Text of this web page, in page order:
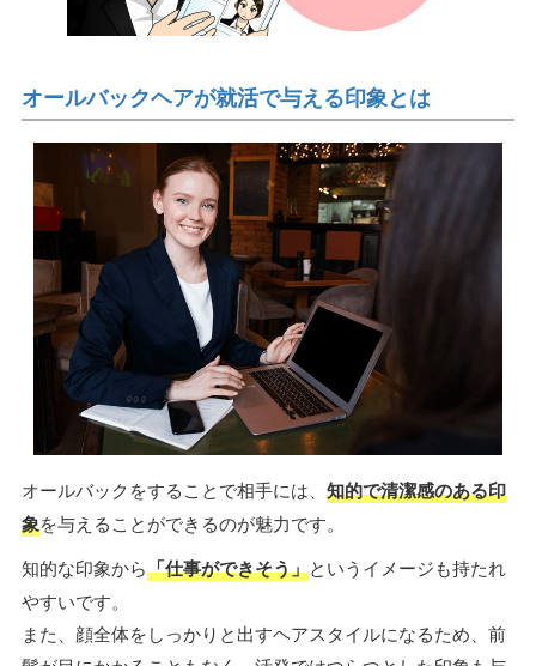
オールバックヘアが就活で与える印象とは
オールバックをすることで相手には、 知的で清潔感のある印
象を与えることができるのが魅力です。
知的な印象から「仕事ができそう」というイメージも持たれ
やすいです。
また、顔全体をしっかりと出すヘアスタイルになるため、前